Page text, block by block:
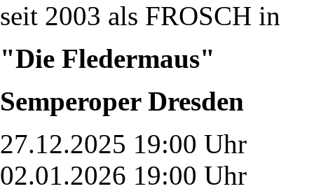
seit 2003 als FROSCH in
"Die Fledermaus"
Semperoper Dresden
27.12.2025 19:00 Uhr
02.01.2026 19:00 Uhr